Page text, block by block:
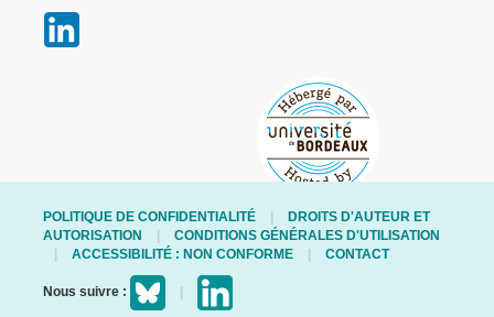
POLITIQUE DE CONFIDENTIALITÉ
DROITS D'AUTEUR ET
AUTORISATION
CONDITIONS GÉNÉRALES D'UTILISATION
ACCESSIBILITÉ : NON CONFORME
CONTACT
Nous suivre :